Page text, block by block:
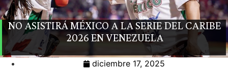
NO ASISTIRÁ MÉXICO A LA SERIE DEL CARIBE
2026 EN VENEZUELA
diciembre 17, 2025